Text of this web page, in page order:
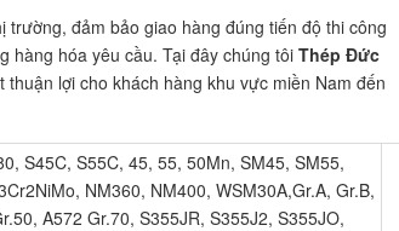
trường, đảm bảo giao hàng đúng tiến độ thi công
hàng hóa yêu cầu. Tại đây chúng tôiThép Đức
thuận lợi cho khách hàng khu vực miền Nam đến
S45C, S55C, 45, 55, 50Mn, SM45, SM55,
NM360, NM400, WSM30A,Gr.A, Gr.B,
A572 Gr.70, S355JR, S355J2, S355JO,